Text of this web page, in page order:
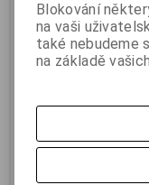
2TB SSD
Blokování
na vaši
také nebudeme
na základě